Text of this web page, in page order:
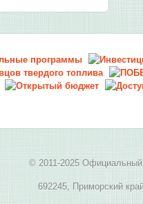
© 2011-2025 Официальный
692245, Приморский